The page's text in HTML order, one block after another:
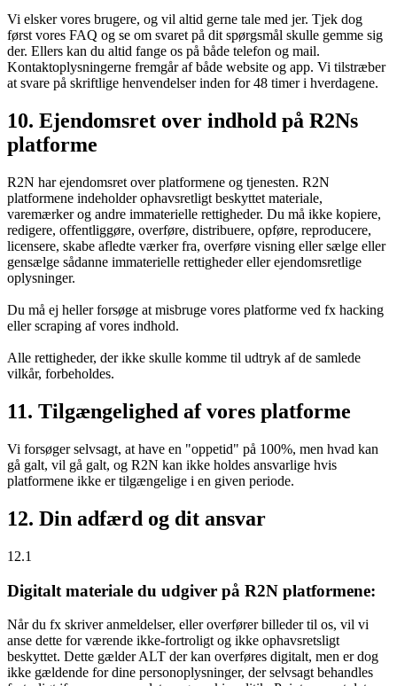
Vi elsker vores brugere, og vil altid gerne tale med jer. Tjek dog
først vores FAQ og se om svaret på dit spørgsmål skulle gemme sig
der. Ellers kan du altid fange os på både telefon og mail.
Kontaktoplysningerne fremgår af både website og app. Vi tilstræber
at svare på skriftlige henvendelser inden for 48 timer i hverdagene.
10. Ejendomsret over indhold på R2Ns
platforme
R2N har ejendomsret over platformene og tjenesten. R2N
platformene indeholder ophavsretligt beskyttet materiale,
varemærker og andre immaterielle rettigheder. Du må ikke kopiere,
redigere, offentliggøre, overføre, distribuere, opføre, reproducere,
licensere, skabe afledte værker fra, overføre visning eller sælge eller
gensælge sådanne immaterielle rettigheder eller ejendomsretlige
oplysninger.
Du må ej heller forsøge at misbruge vores platforme ved fx hacking
eller scraping af vores indhold.
Alle rettigheder, der ikke skulle komme til udtryk af de samlede
vilkår, forbeholdes.
11. Tilgængelighed af vores platforme
Vi forsøger selvsagt, at have en "oppetid" på 100%, men hvad kan
gå galt, vil gå galt, og R2N kan ikke holdes ansvarlige hvis
platformene ikke er tilgængelige i en given periode.
12. Din adfærd og dit ansvar
12.1
Digitalt materiale du udgiver på R2N platformene:
Når du fx skriver anmeldelser, eller overfører billeder til os, vil vi
anse dette for værende ikke-fortroligt og ikke ophavsretsligt
beskyttet. Dette gælder ALT der kan overføres digitalt, men er dog
ikke gældende for dine personoplysninger, der selvsagt behandles